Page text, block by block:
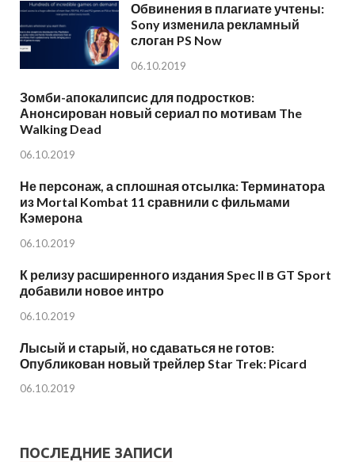
Обвинения в плагиате учтены:
Sony изменила рекламный
слоган PS Now
06.10.2019
Зомби-апокалипсис для подростков:
Анонсирован новый сериал по мотивам The
Walking Dead
06.10.2019
Не персонаж, а сплошная отсылка: Терминатора
из Mortal Kombat 11 сравнили с фильмами
Кэмерона
06.10.2019
К релизу расширенного издания Spec II в GT Sport
добавили новое интро
06.10.2019
Лысый и старый, но сдаваться не готов:
Опубликован новый трейлер Star Trek: Picard
06.10.2019
ПОСЛЕДНИЕ ЗАПИСИ